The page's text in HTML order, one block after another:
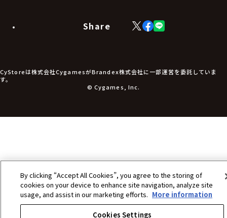
食品・飲料品
アパレル小物
アクセサリー
Share
X
(Twitter)
Facebook
LINE
CyStoreは株式会社CygamesがBrandex株式会社に一部運営を委託していま
す。
© Cygames, Inc.
By clicking “Accept All Cookies”, you agree to the storing of
cookies on your device to enhance site navigation, analyze site
usage, and assist in our marketing efforts. More information
Cookies Settings